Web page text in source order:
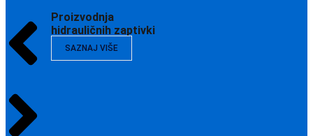
Proizvodnja
hidrauličnih zaptivki
SAZNAJ VIŠE